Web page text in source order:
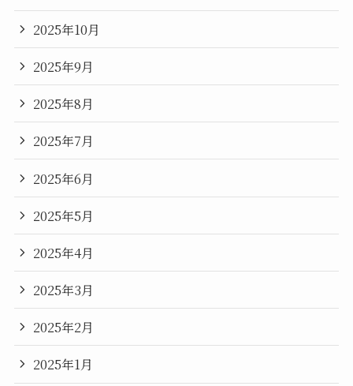
2025年10月
2025年9月
2025年8月
2025年7月
2025年6月
2025年5月
2025年4月
2025年3月
2025年2月
2025年1月